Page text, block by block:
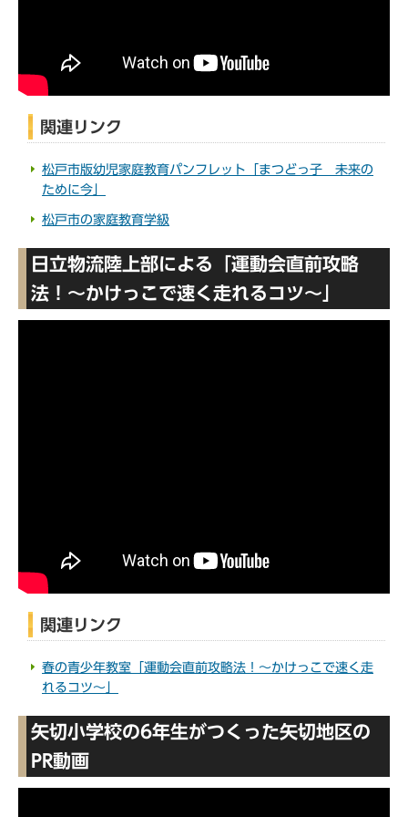
関連リンク
松戸市版幼児家庭教育パンフレット「まつどっ子 未来の
ために今」
松戸市の家庭教育学級
日立物流陸上部による「運動会直前攻略
法！～かけっこで速く走れるコツ～」
関連リンク
春の青少年教室「運動会直前攻略法！～かけっこで速く走
れるコツ～」
矢切小学校の6年生がつくった矢切地区の
PR動画